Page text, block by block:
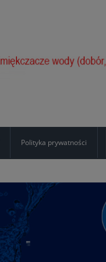
Polityka prywatności